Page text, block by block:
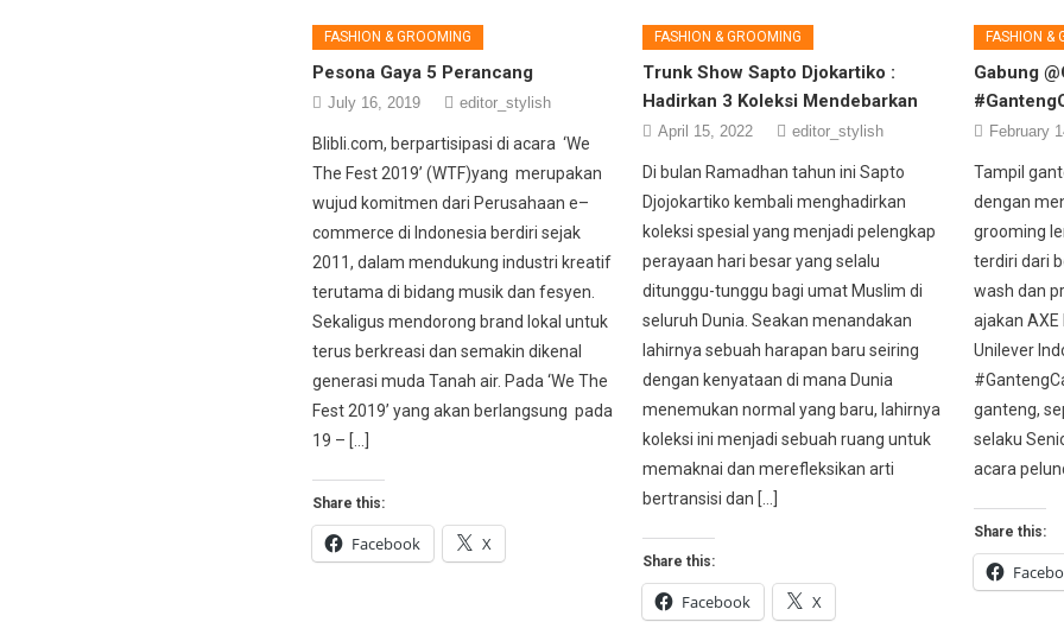
FASHION & GROOMING
Pesona Gaya 5 Perancang
July 16, 2019 editor_stylish
Blibli.com, berpartisipasi di acara ‘We
The Fest 2019’ (WTF)yang merupakan
wujud komitmen dari Perusahaan e–
commerce di Indonesia berdiri sejak
2011, dalam mendukung industri kreatif
terutama di bidang musik dan fesyen.
Sekaligus mendorong brand lokal untuk
terus berkreasi dan semakin dikenal
generasi muda Tanah air. Pada ‘We The
Fest 2019’ yang akan berlangsung pada
19 – […]
Share this:
Facebook X
FASHION & GROOMING
Trunk Show Sapto Djokartiko :
Hadirkan 3 Koleksi Mendebarkan
April 15, 2022 editor_stylish
Di bulan Ramadhan tahun ini Sapto
Djojokartiko kembali menghadirkan
koleksi spesial yang menjadi pelengkap
perayaan hari besar yang selalu
ditunggu-tunggu bagi umat Muslim di
seluruh Dunia. Seakan menandakan
lahirnya sebuah harapan baru seiring
dengan kenyataan di mana Dunia
menemukan normal yang baru, lahirnya
koleksi ini menjadi sebuah ruang untuk
memaknai dan merefleksikan arti
bertransisi dan […]
Share this:
Facebook X
FASHION &
Gabung
February
Tampil
dengan
grooming
terdiri dari
wash dan
ajakan AXE
Unilever
ganteng,
selaku
acara
Share this: